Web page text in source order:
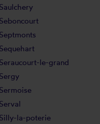
Saulchery
Seboncourt
Septmonts
Sequehart
Seraucourt-le-grand
Sergy
Sermoise
Serval
Silly-la-poterie